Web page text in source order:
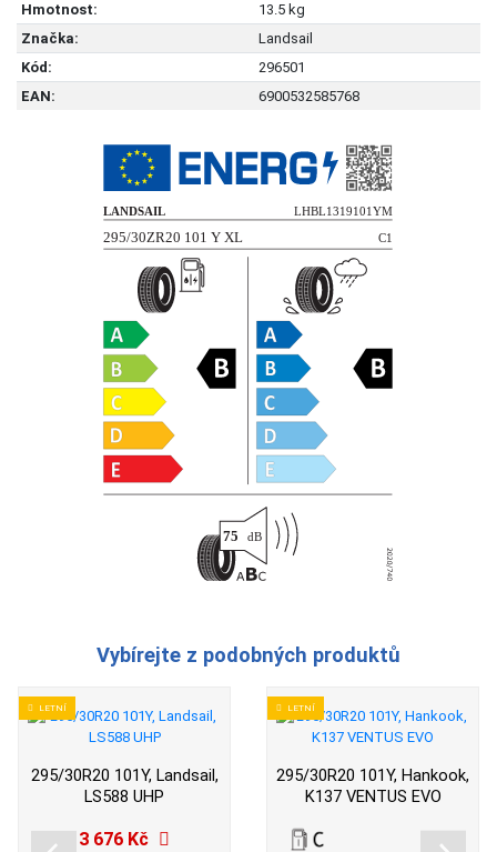
Hmotnost:
13.5 kg
Značka:
Landsail
Kód:
296501
EAN:
6900532585768
Vybírejte z podobných produktů
LETNÍ
295/30R20 101Y, Landsail,
LS588 UHP
3 676 Kč
LETNÍ
295/30R20 101Y, Hankook,
K137 VENTUS EVO